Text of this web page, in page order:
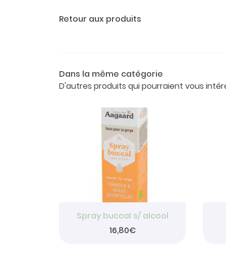
Retour aux produits
Dans la même catégorie
D'autres produits qui pourraient vous
Spray buccal s/ alcool
16,80€